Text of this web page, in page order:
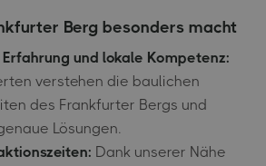
Berg besonders macht
und lokale Kompetenz:
verstehen die baulichen
des Frankfurter Bergs und
Lösungen.
Dank unserer Nähe